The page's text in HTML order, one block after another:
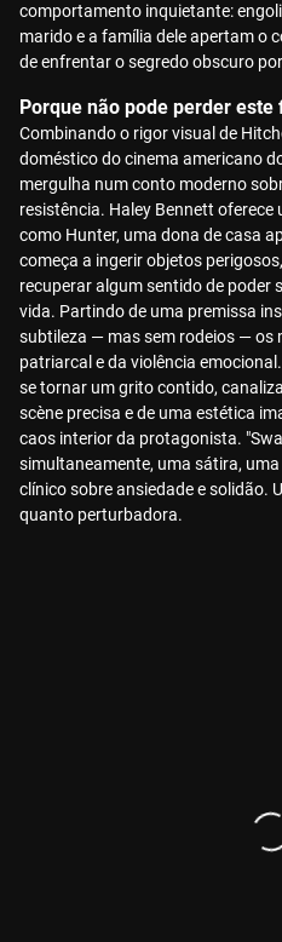
comportamento inquietante:
marido e a família dele apertam o
de enfrentar o segredo obscuro
Porque não pode perder este
Combinando o rigor visual de
doméstico do cinema americano
mergulha num conto moderno
resistência. Haley Bennett
como Hunter, uma dona de casa
começa a ingerir objetos
recuperar algum sentido de poder
vida. Partindo de uma premissa
subtileza — mas sem rodeios — os
patriarcal e da violência
se tornar um grito contido,
scène precisa e de uma estética
caos interior da protagonista.
simultaneamente, uma sátira,
clínico sobre ansiedade e solidão.
quanto perturbadora.